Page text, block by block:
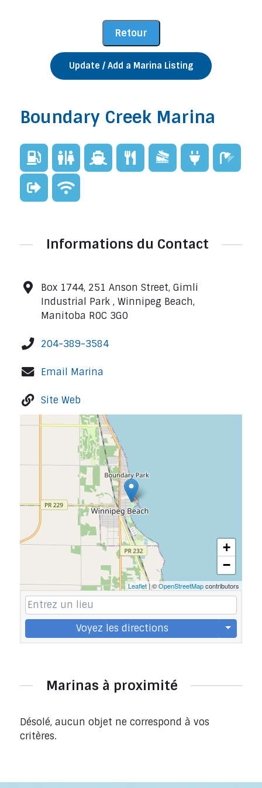
Update / Add a Marina Listing
Boundary Creek Marina
Informations du Contact
Box 1744, 251 Anson Street, Gimli
Industrial Park , Winnipeg Beach,
Manitoba R0C 3G0
204-389-3584
Email Marina
Site Web
+
−
Leaflet| ©OpenStreetMapcontributors
Voyez les directions
Marinas à proximité
Désolé, aucun objet ne correspond à vos
critères.